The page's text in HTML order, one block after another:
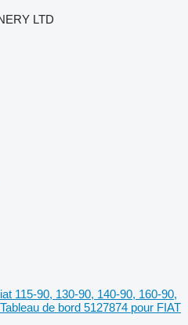
LTD
115-90, 130-90, 140-90, 160-90,
de bord 5127874 pour FIAT